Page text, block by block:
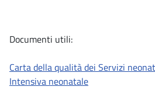
Documenti utili:
Carta della qualità dei Servizi
Intensiva neonatale